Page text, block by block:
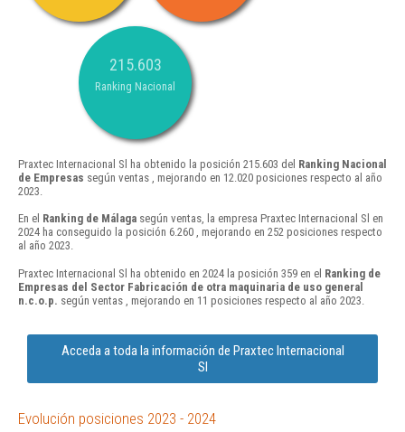
215.603
Ranking Nacional
Praxtec Internacional Sl ha obtenido la posición 215.603 del Ranking Nacional
de Empresas según ventas , mejorando en 12.020 posiciones respecto al año
2023.
En el Ranking de Málaga según ventas, la empresa Praxtec Internacional Sl en
2024 ha conseguido la posición 6.260 , mejorando en 252 posiciones respecto
al año 2023.
Praxtec Internacional Sl ha obtenido en 2024 la posición 359 en el Ranking de
Empresas del Sector Fabricación de otra maquinaria de uso general
n.c.o.p. según ventas , mejorando en 11 posiciones respecto al año 2023.
Acceda a toda la información de Praxtec Internacional
Sl
Evolución posiciones 2023 - 2024